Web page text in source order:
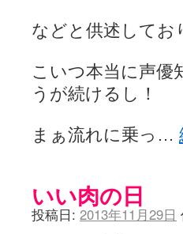
などと供述して
こいつ本当に声優
うが続けるし！
まぁ流れに乗っ…
いい肉の日
投稿日: 2013年11月29日